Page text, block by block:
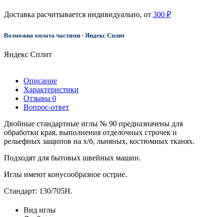
Доставка расчитывается индивидуально, от 300 ₽
Возможна оплата частями - Яндекс Сплит
Яндекс Сплит
Описание
Характеристики
Отзывы 0
Вопрос-ответ
Двойные стандартные иглы № 90 предназначены для
обработки края, выполнения отделочных строчек и
рельефных защипов на х/б, льняных, костюмных тканях.
Подходят для бытовых швейных машин.
Иглы имеют конусообразное острие.
Стандарт: 130/705H.
Вид иглы